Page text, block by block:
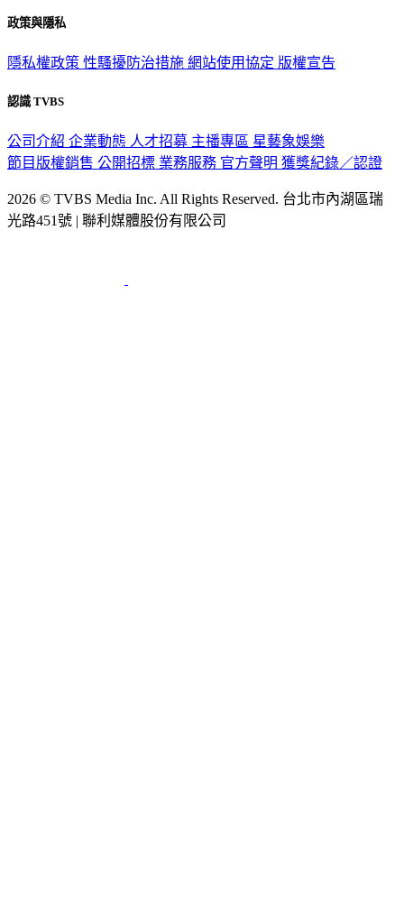
政策與隱私
隱私權政策 性騷擾防治措施 網站使用協定 版權宣告
認識 TVBS
公司介紹 企業動態 人才招募 主播專區 星藝象娛樂
節目版權銷售 公開招標 業務服務 官方聲明 獲獎紀錄／認證
2026 © TVBS Media Inc. All Rights Reserved. 台北市內湖區瑞
光路451號 | 聯利媒體股份有限公司